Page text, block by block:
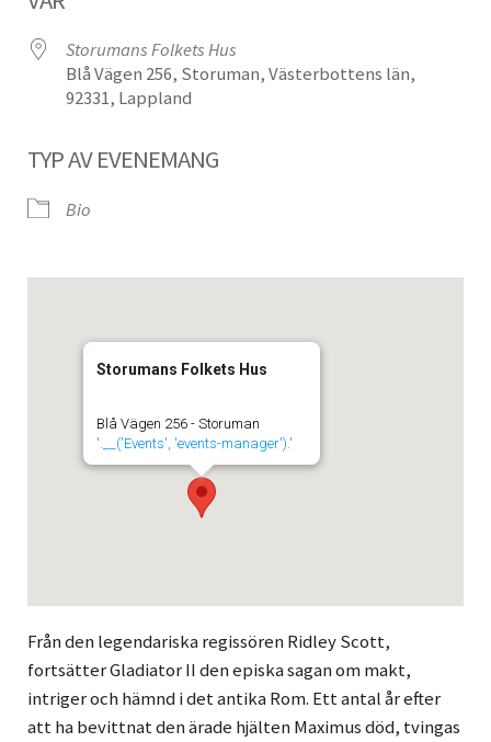
Storumans Folkets Hus
Blå Vägen 256, Storuman, Västerbottens län,
92331, Lappland
TYP AV EVENEMANG
Bio
Storumans Folkets Hus
Blå Vägen 256 - Storuman
'.__('Events', 'events-manager').'
Från den legendariska regissören Ridley Scott,
fortsätter Gladiator II den episka sagan om makt,
intriger och hämnd i det antika Rom. Ett antal år efter
att ha bevittnat den ärade hjälten Maximus död, tvingas